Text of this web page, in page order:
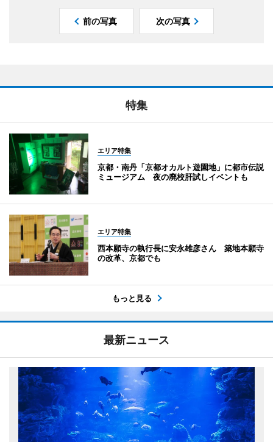
前の写真 次の写真
特集
エリア特集
京都・南丹「京都オカルト遊園地」に都市伝説
ミュージアム 夜の廃校肝試しイベントも
エリア特集
西本願寺の執行長に安永雄彦さん 築地本願寺
の改革、京都でも
もっと見る
最新ニュース